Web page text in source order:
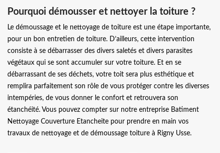
Pourquoi démousser et nettoyer la toiture ?
Le démoussage et le nettoyage de toiture est une étape importante,
pour un bon entretien de toiture. D’ailleurs, cette intervention
consiste à se débarrasser des divers saletés et divers parasites
végétaux qui se sont accumuler sur votre toiture. Et en se
débarrassant de ses déchets, votre toit sera plus esthétique et
remplira parfaitement son rôle de vous protéger contre les diverses
intempéries, de vous donner le confort et retrouvera son
étanchéité. Vous pouvez compter sur notre entreprise Batiment
Nettoyage Couverture Etancheite pour prendre en main vos
travaux de nettoyage et de démoussage toiture à Rigny Usse.